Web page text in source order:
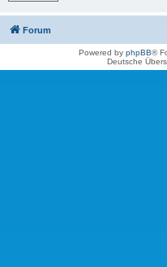
Forum
Powered by phpBB®
Deutsche